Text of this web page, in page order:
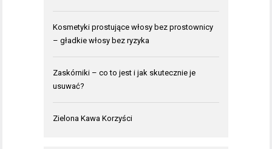
Kosmetyki prostujące włosy bez prostownicy
– gładkie włosy bez ryzyka
Zaskórniki – co to jest i jak skutecznie je
usuwać?
Zielona Kawa Korzyści